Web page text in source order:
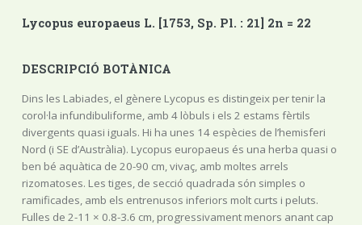
Lycopus europaeus L. [1753, Sp. Pl. : 21] 2n = 22
DESCRIPCIÓ BOTÀNICA
Dins les Labiades, el gènere Lycopus es distingeix per tenir la
corol·la infundibuliforme, amb 4 lòbuls i els 2 estams fèrtils
divergents quasi iguals. Hi ha unes 14 espècies de l’hemisferi
Nord (i SE d’Austràlia). Lycopus europaeus és una herba quasi o
ben bé aquàtica de 20-90 cm, vivaç, amb moltes arrels
rizomatoses. Les tiges, de secció quadrada són simples o
ramificades, amb els entrenusos inferiors molt curts i peluts.
Fulles de 2-11 × 0.8-3.6 cm, progressivament menors anant cap